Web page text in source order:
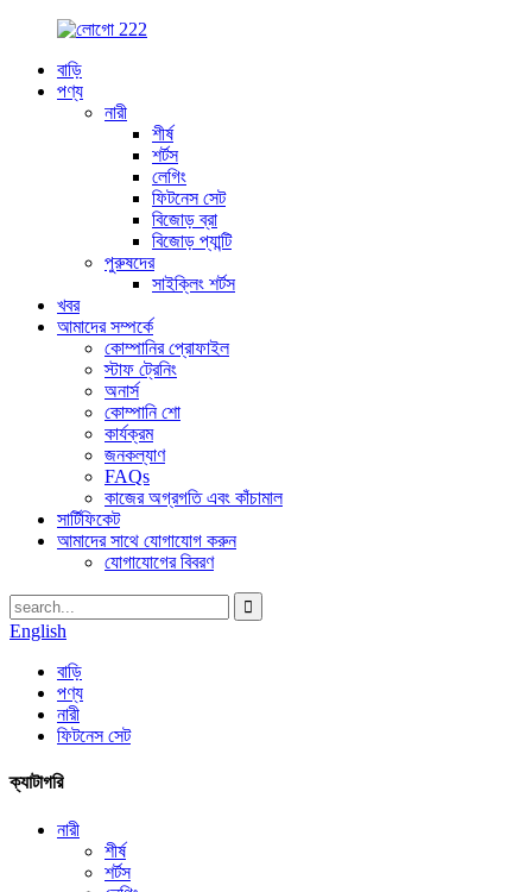
বাড়ি
পণ্য
নারী
শীর্ষ
শর্টস
লেগিং
ফিটনেস সেট
বিজোড় ব্রা
বিজোড় প্যান্টি
পুরুষদের
সাইক্লিং শর্টস
খবর
আমাদের সম্পর্কে
কোম্পানির প্রোফাইল
স্টাফ ট্রেনিং
অনার্স
কোম্পানি শো
কার্যক্রম
জনকল্যাণ
FAQs
কাজের অগ্রগতি এবং কাঁচামাল
সার্টিফিকেট
আমাদের সাথে যোগাযোগ করুন
যোগাযোগের বিবরণ
English
বাড়ি
পণ্য
নারী
ফিটনেস সেট
ক্যাটাগরি
নারী
শীর্ষ
শর্টস